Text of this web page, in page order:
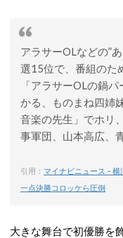
アラサーOLなどの”
選15位で、番組のた
「アラサーOLの鍋
かる、ものまね四姉
音楽の先生」でホリ
事軍団、山本高広、
引用： マイナビニュース –
一点決勝コロッケら圧倒
大きな舞台で初優勝を